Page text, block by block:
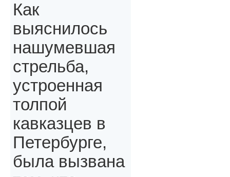
Как
выяснилось
нашумевшая
стрельба,
устроенная
толпой
кавказцев в
Петербурге,
была вызвана